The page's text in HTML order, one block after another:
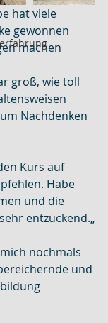
hat viele
gewonnen
machen
groß, wie toll
Nachdenken
Kurs auf
Habe
und die
entzückend.„
nochmals
und